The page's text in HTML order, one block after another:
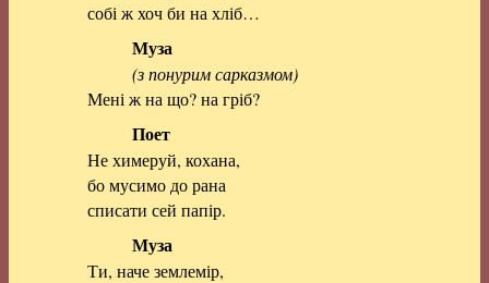
собі ж хоч би на хліб…
Муза
(з понурим сарказмом)
Мені ж на що? на гріб?
Поет
Не химеруй, кохана,
бо мусимо до рана
списати сей папір.
Муза
Ти, наче землемір,